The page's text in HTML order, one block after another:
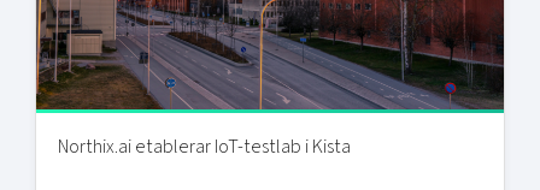
Northix.ai etablerar IoT-testlab i Kista